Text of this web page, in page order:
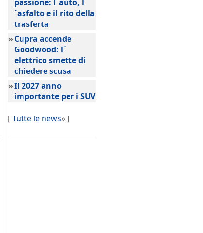
passione: l´auto, l
´asfalto e il rito della
trasferta
»Cupra accende
Goodwood: l´
elettrico smette di
chiedere scusa
»Il 2027 anno
importante per i SUV
[Tutte le news» ]